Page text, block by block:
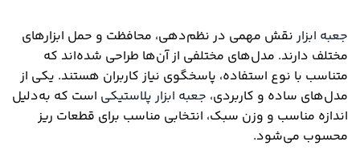
جعبه ابزارنقش مهمی در نظم‌دهی، محافظت و حمل ابزارهای
مختلف دارند. مدل‌های مختلفی از آن‌ها طراحی شده‌اند که
متناسب با نوع استفاده، پاسخگوی نیاز کاربران هستند. یکی از
مدل‌های ساده و کاربردی، جعبه ابزار پلاستیکی است که به‌دلیل
اندازه مناسب و وزن سبک، انتخابی مناسب برای قطعات ریز
محسوب می‌شود.